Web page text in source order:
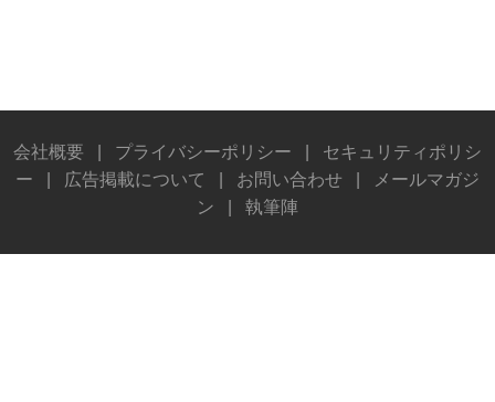
会社概要 プライバシーポリシー
セキュリティポリシ
ー
広告掲載について お問い合わせ
メールマガジ
ン
執筆陣